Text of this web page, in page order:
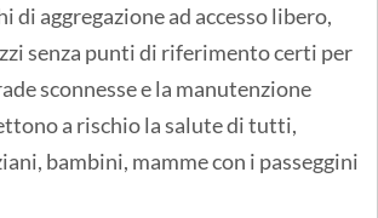
di aggregazione ad accesso libero,
senza punti di riferimento certi per
sconnesse e la manutenzione
a rischio la salute di tutti,
bambini, mamme con i passeggini